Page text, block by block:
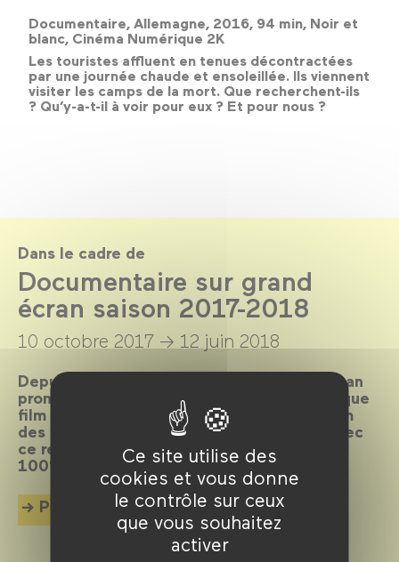
Ce site utilise des
cookies et vous donne
le contrôle sur ceux
que vous souhaitez
activer
Documentaire, Allemagne, 2016, 94 min, Noir et
blanc, Cinéma Numérique 2K
Les touristes affluent en tenues décontractées
par une journée chaude et ensoleillée. Ils viennent
visiter les camps de la mort. Que recherchent-ils
? Qu’y-a-t-il à voir pour eux ? Et pour nous ?
Dans le cadre de
Documentaire sur grand
écran saison 2017-2018
10 octobre 2017 → 12 juin 2018
Depuis 27 ans, Documentaire sur grand écran
promeut le documentaire en salle, en tant que
film à part entière. L’association et le Forum
des images poursuivent leur partenariat avec
ce rendez-vous mensuel, dans le cadre de
100% doc.
Plus d'info